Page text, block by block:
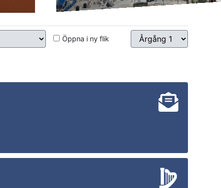
Öppna i ny flik